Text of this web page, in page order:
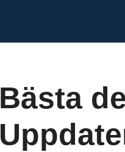
Bästa